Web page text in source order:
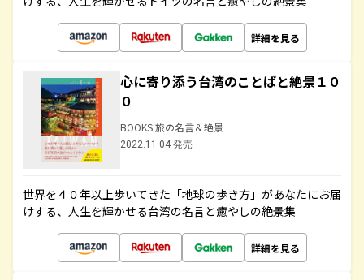
詳細を見る
心に寄り添う台湾のことばと絶景１０
０
BOOKS 旅の名言＆絶景
2022.11.04 発売
世界を４０年以上歩いてきた「地球の歩き方」があなたにお届
けする、人生を輝かせる台湾の名言と癒やしの絶景集
詳細を見る